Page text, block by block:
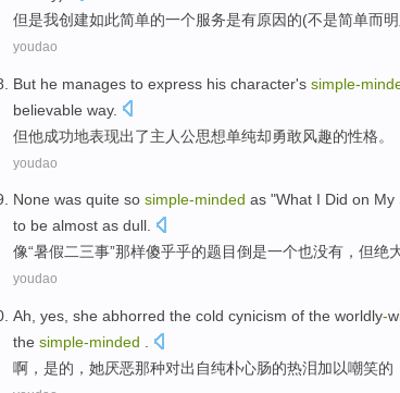
但是我创建如此简单的一个服务是有原因的(不是简单而
youdao
But he manages to express his character's simple-
believable way.
但他成功地表现出了主人公思想单纯却勇敢风趣的性格。
youdao
None was quite so simple-minded as "What I Did on My
to be almost as dull.
像“暑假二三事”那样傻乎乎的题目倒是一个也没有 ， 但绝
youdao
Ah yes she abhorred the cold cynicism of the worldly-
the simple-minded
啊 ， 是的 ， 她厌恶那种对出自纯朴心肠的热泪加以嘲笑的